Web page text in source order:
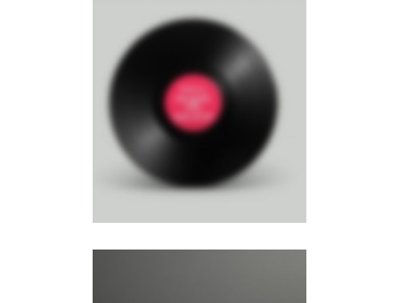
Right Fixed Sidebar
BROCHURES·PHOTOGRAPHY